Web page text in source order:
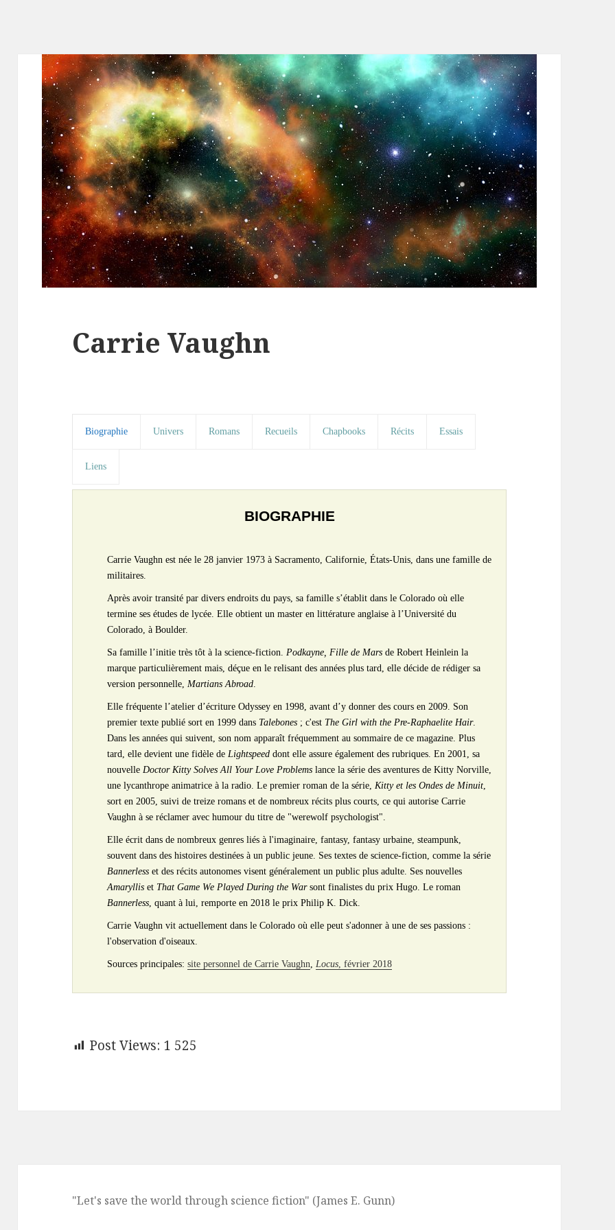
Carrie Vaughn
Biographie Univers Romans Recueils Chapbooks Récits Essais
Liens
BIOGRAPHIE
Carrie Vaughn est née le 28 janvier 1973 à Sacramento, Californie, États-Unis, dans une famille de
militaires.
Après avoir transité par divers endroits du pays, sa famille s’établit dans le Colorado où elle
termine ses études de lycée. Elle obtient un master en littérature anglaise à l’Université du
Colorado, à Boulder.
Sa famille l’initie très tôt à la science-fiction.Podkayne, Fille de Mars de Robert Heinlein la
marque particulièrement mais, déçue en le relisant des années plus tard, elle décide de rédiger sa
version personnelle,Martians Abroad.
Elle fréquente l’atelier d’écriture Odyssey en 1998, avant d’y donner des cours en 2009. Son
premier texte publié sort en 1999 dans Talebones ; c'est The Girl with the Pre-Raphaelite Hair.
Dans les années qui suivent, son nom apparaît fréquemment au sommaire de ce magazine. Plus
tard, elle devient une fidèle deLightspeed dont elle assure également des rubriques. En 2001, sa
nouvelleDoctor Kitty Solves All Your Love Problems lance la série des aventures de Kitty Norville,
une lycanthrope animatrice à la radio. Le premier roman de la série,Kitty et les Ondes de Minuit,
sort en 2005, suivi de treize romans et de nombreux récits plus courts, ce qui autorise Carrie
Vaughn à se réclamer avec humour du titre de "werewolf psychologist".
Elle écrit dans de nombreux genres liés à l'imaginaire, fantasy, fantasy urbaine, steampunk,
souvent dans des histoires destinées à un public jeune. Ses textes de science-fiction, comme la série
Bannerless et des récits autonomes visent généralement un public plus adulte. Ses nouvelles
Amaryllis et That Game We Played During the Warsont finalistes du prix Hugo. Le roman
Bannerless, quant à lui, remporte en 2018 le prix Philip K. Dick.
Carrie Vaughn vit actuellement dans le Colorado où elle peut s'adonner à une de ses passions :
l'observation d'oiseaux.
Sources principales:site personnel de Carrie Vaughn,Locus, février 2018
Post Views: 1 525
"Let's save the world through science fiction" (James E. Gunn)